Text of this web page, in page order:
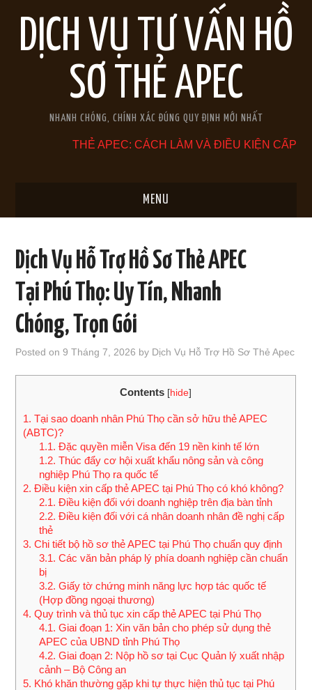
DỊCH VỤ TƯ VẤN HỒ
SƠ THẺ APEC
NHANH CHÓNG, CHÍNH XÁC ĐÚNG QUY ĐỊNH MỚI NHẤT
THẺ APEC: CÁCH LÀM VÀ ĐIỀU KIỆN CẤP
MENU
GIỚI THIỆU
THẺ APEC
TƯ VẤN THẺ APEC
TƯ VẤN THẺ APEC CÁC TỈNH
BẢNG PHÍ
KIẾN THỨC THẺ APEC
TƯ VẤN HỘ CHIẾU
LIÊN HỆ
Dịch Vụ Hỗ Trợ Hồ Sơ Thẻ APEC
Tại Phú Thọ: Uy Tín, Nhanh
Chóng, Trọn Gói
Posted on9 Tháng 7, 2026 by Dịch Vụ Hỗ Trợ Hồ Sơ Thẻ Apec
Contents [hide]
1. Tại sao doanh nhân Phú Thọ cần sở hữu thẻ APEC
(ABTC)?
1.1. Đặc quyền miễn Visa đến 19 nền kinh tế lớn
1.2. Thúc đẩy cơ hội xuất khẩu nông sản và công
nghiệp Phú Thọ ra quốc tế
2. Điều kiện xin cấp thẻ APEC tại Phú Thọ có khó không?
2.1. Điều kiện đối với doanh nghiệp trên địa bàn tỉnh
2.2. Điều kiện đối với cá nhân doanh nhân đề nghị cấp
thẻ
3. Chi tiết bộ hồ sơ thẻ APEC tại Phú Thọ chuẩn quy định
3.1. Các văn bản pháp lý phía doanh nghiệp cần chuẩn
bị
3.2. Giấy tờ chứng minh năng lực hợp tác quốc tế
(Hợp đồng ngoại thương)
4. Quy trình và thủ tục xin cấp thẻ APEC tại Phú Thọ
4.1. Giai đoạn 1: Xin văn bản cho phép sử dụng thẻ
APEC của UBND tỉnh Phú Thọ
4.2. Giai đoạn 2: Nộp hồ sơ tại Cục Quản lý xuất nhập
cảnh – Bộ Công an
5. Khó khăn thường gặp khi tự thực hiện thủ tục tại Phú